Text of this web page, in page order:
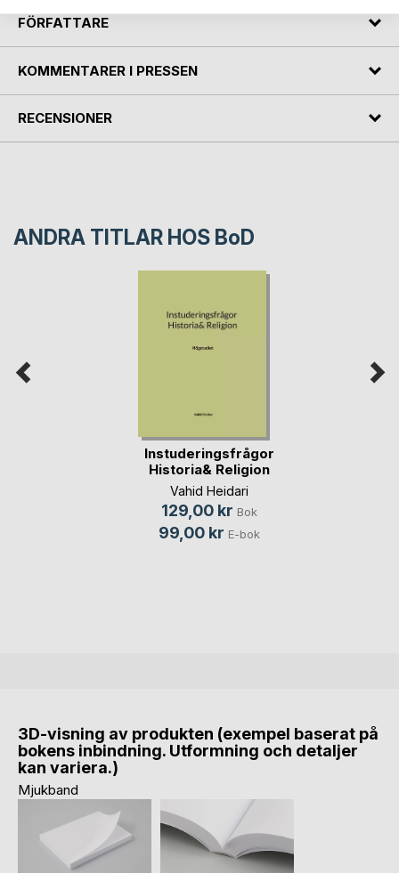
FÖRFATTARE
KOMMENTARER I PRESSEN
RECENSIONER
ANDRA TITLAR HOS BoD
Instuderingsfrågor
Historia& Religion
Vahid Heidari
129,00 kr Bok
99,00 kr E-bok
3D-visning av produkten (exempel baserat på
bokens inbindning. Utformning och detaljer
kan variera.)
Mjukband